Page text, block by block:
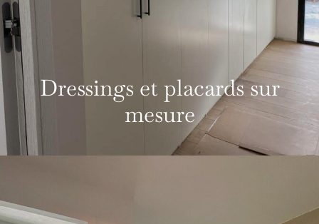
Dressings et placards sur
mesure